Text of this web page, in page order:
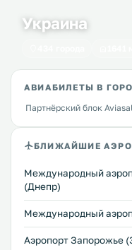
Украина
АВИАБИЛЕТЫ В
Партнёрский блок
БЛИЖАЙШИЕ
Международный
(Днепр)
Международный
Аэропорт Запорожье